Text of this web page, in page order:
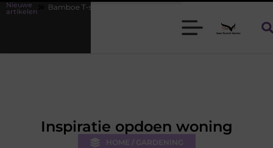
Nieuwe
artikelen
T-shirts voor heren die koel blijven
Inspiratie opdoen woning
HOME / GARDENING